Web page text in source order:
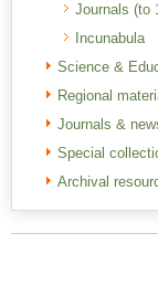
Journals (to
Incunabula
Science &
Regional
Journals &
Special
Archival